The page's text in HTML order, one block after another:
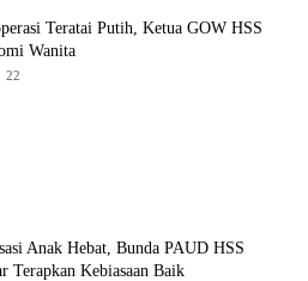
Teratai Putih, Ketua GOW HSS
Wanita
22
Anak Hebat, Bunda PAUD HSS
Terapkan Kebiasaan Baik